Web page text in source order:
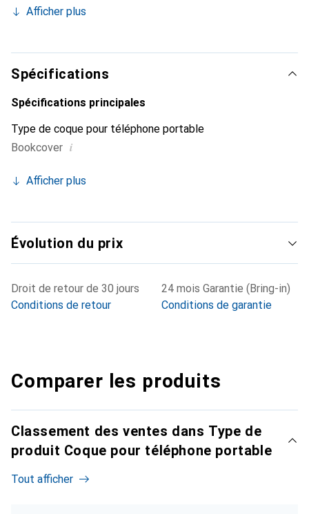
devient l'accessoire chic et indispensable pour votre
produits de haute qualité, la marque Noreve est un choix
fiable pour une clientèle exigeante.
Afficher plus
Spécifications
Spécifications principales
Type de coque pour téléphone portable
Bookcover i
Afficher plus
Évolution du prix
Droit de retour de 30 jours
Conditions de retour
24 mois Garantie (Bring-in)
Conditions de garantie
Comparer les produits
Classement des ventes dans Type de
produit Coque pour téléphone portable
Tout afficher